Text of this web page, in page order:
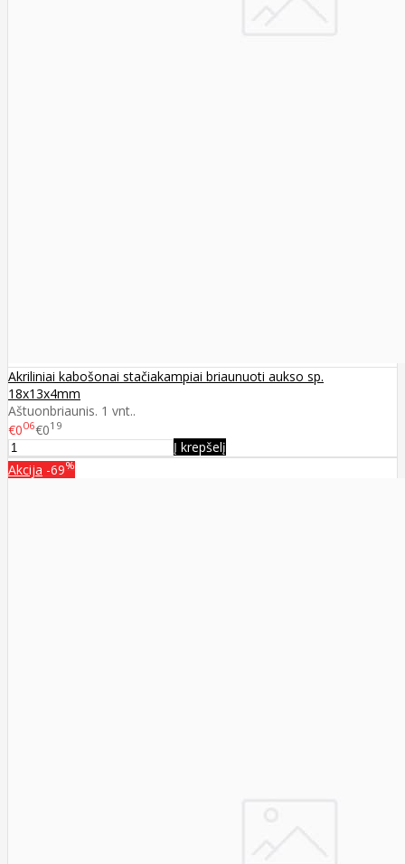
Akriliniai kabošonai stačiakampiai briaunuoti aukso sp.
18x13x4mm
Aštuonbriaunis. 1 vnt..
€006€019
Į krepšelį
Akcija -69%